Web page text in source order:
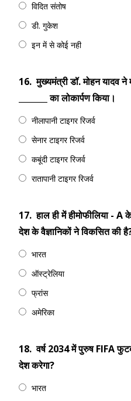
विदित संतोष
डी. गुकेश
इन में से कोई नही
16. मुख्यमंत्री डॉ. मोहन यादव ने
_______ का लोकार्पण किया।
नीलापानी टाइगर रिजर्व
सेनार टाइगर रिजर्व
कबूंदी टाइगर रिजर्व
रातापानी टाइगर रिजर्व
17. हाल ही में हीमोफीलिया -
देश के वैज्ञानिकों ने विकसित की
भारत
ऑस्ट्रेलिया
फ्रांस
अमेरिका
18. वर्ष 2034 में पुरुष FIFA
देश करेगा?
भारत